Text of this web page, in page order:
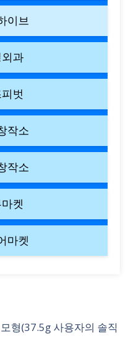
이브
과
벗
작소
작소
켓
마켓
형(37.5g 사용자의 솔직